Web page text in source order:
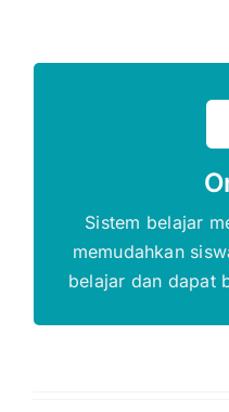
Sistem belajar
memudahkan
belajar dan dapat